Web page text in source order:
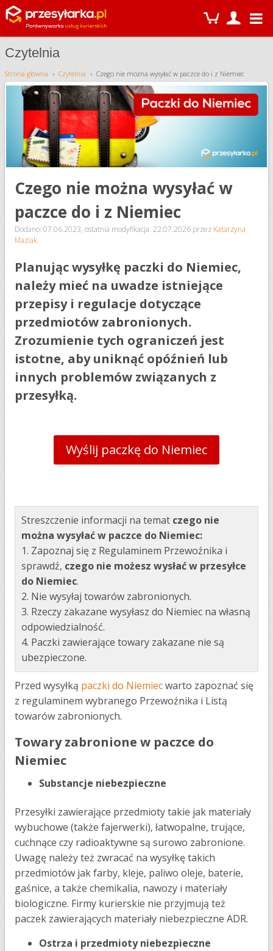
Czytelnia
Strona główna Czytelnia Czego nie można wysyłać w paczce do i z Niemiec
Czego nie można wysyłać w
paczce do i z Niemiec
Dodano: 07.06.2023, ostatnia modyfikacja: 22.07.2026 przez Katarzyna
Maziak
Planując wysyłkę paczki do Niemiec,
należy mieć na uwadze istniejące
przepisy i regulacje dotyczące
przedmiotów zabronionych.
Zrozumienie tych ograniczeń jest
istotne, aby uniknąć opóźnień lub
innych problemów związanych z
przesyłką.
Wyślij paczkę do Niemiec
Streszczenie informacji na temat czego nie
można wysyłać w paczce do Niemiec:
1. Zapoznaj się z Regulaminem Przewoźnika i
sprawdź, czego nie możesz wysłać w przesyłce
do Niemiec.
2. Nie wysyłaj towarów zabronionych.
3. Rzeczy zakazane wysyłasz do Niemiec na własną
odpowiedzialność.
4. Paczki zawierające towary zakazane nie są
ubezpieczone.
Przed wysyłką paczki do Niemiecwarto zapoznać się
z regulaminem wybranego Przewoźnika i Listą
towarów zabronionych.
Towary zabronione w paczce do
Niemiec
Substancje niebezpieczne
Przesyłki zawierające przedmioty takie jak materiały
wybuchowe (także fajerwerki), łatwopalne, trujące,
cuchnące czy radioaktywne są surowo zabronione.
Uwagę należy też zwracać na wysyłkę takich
przedmiotów jak farby, kleje, paliwo oleje, baterie,
gaśnice, a także chemikalia, nawozy i materiały
biologiczne. Firmy kurierskie nie przyjmują też
paczek zawierających materiały niebezpieczne ADR.
Ostrza i przedmioty niebezpieczne